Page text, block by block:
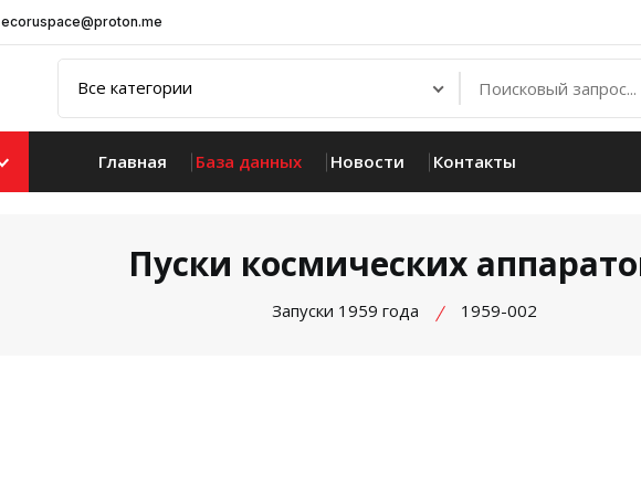
ecoruspace@proton.me
Главная База данных Новости Контакты
Пуски космических
Запуски 1959 года 1959-002